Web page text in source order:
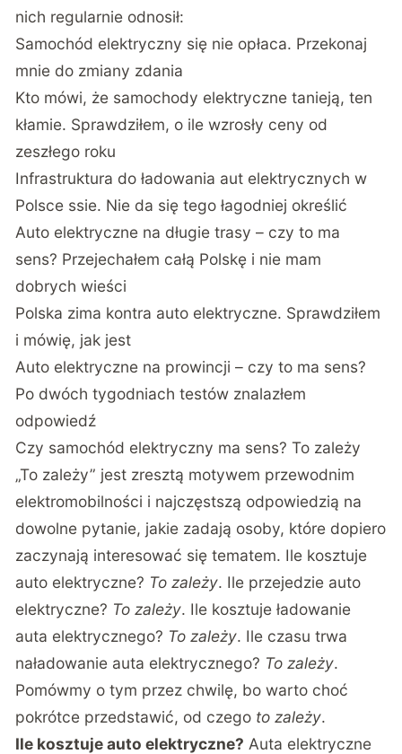
nich regularnie odnosił:
Samochód elektryczny się nie opłaca. Przekonaj
mnie do zmiany zdania
Kto mówi, że samochody elektryczne tanieją, ten
kłamie. Sprawdziłem, o ile wzrosły ceny od
zeszłego roku
Infrastruktura do ładowania aut elektrycznych w
Polsce ssie. Nie da się tego łagodniej określić
Auto elektryczne na długie trasy – czy to ma
sens? Przejechałem całą Polskę i nie mam
dobrych wieści
Polska zima kontra auto elektryczne. Sprawdziłem
i mówię, jak jest
Auto elektryczne na prowincji – czy to ma sens?
Po dwóch tygodniach testów znalazłem
odpowiedź
Czy samochód elektryczny ma sens? To zależy
„To zależy” jest zresztą motywem przewodnim
elektromobilności i najczęstszą odpowiedzią na
dowolne pytanie, jakie zadają osoby, które dopiero
zaczynają interesować się tematem. Ile kosztuje
auto elektryczne? To zależy. Ile przejedzie auto
elektryczne? To zależy. Ile kosztuje ładowanie
auta elektrycznego? To zależy. Ile czasu trwa
naładowanie auta elektrycznego? To zależy.
Pomówmy o tym przez chwilę, bo warto choć
pokrótce przedstawić, od czego to zależy.
Ile kosztuje auto elektryczne? Auta elektryczne